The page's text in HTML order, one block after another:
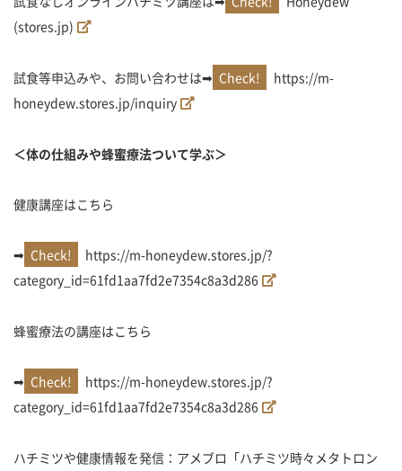
(stores.jp)
試食等申込みや、お問い合わせは➡
https://m-
honeydew.stores.jp/inquiry
＜体の仕組みや蜂蜜療法ついて学ぶ＞
健康講座はこちら
➡
https://m-honeydew.stores.jp/?
category_id=61fd1aa7fd2e7354c8a3d286
蜂蜜療法の講座はこちら
➡
https://m-honeydew.stores.jp/?
category_id=61fd1aa7fd2e7354c8a3d286
ハチミツや健康情報を発信：アメブロ「ハチミツ時々メタトロン